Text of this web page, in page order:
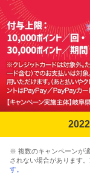
※ 複数のキャンペーンが
されない場合があります。
す。